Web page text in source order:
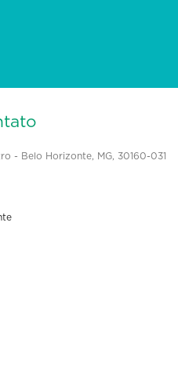
- Belo Horizonte, MG, 30160-031